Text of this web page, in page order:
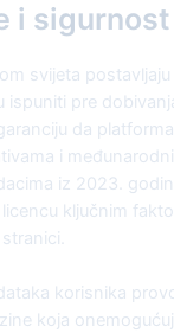
i
svijeta
ispuniti pre
da
i
iz 2023.
ključnim
korisnika
koja